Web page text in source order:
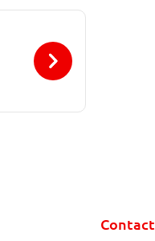
Contact